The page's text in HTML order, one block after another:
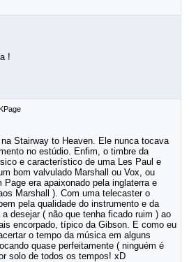
!
Stairway to Heaven. Ele nunca tocava
no estúdio. Enfim, o timbre da
e característico de uma Les Paul e
bom valvulado Marshall ou Vox, ou
Page era apaixonado pela inglaterra e
Marshall ). Com uma telecaster o
pela qualidade do instrumento e da
desejar ( não que tenha ficado ruim ) ao
encorpado, típico da Gibson. E como eu
o tempo da música em alguns
quase perfeitamente ( ninguém é
solo de todos os tempos! xD